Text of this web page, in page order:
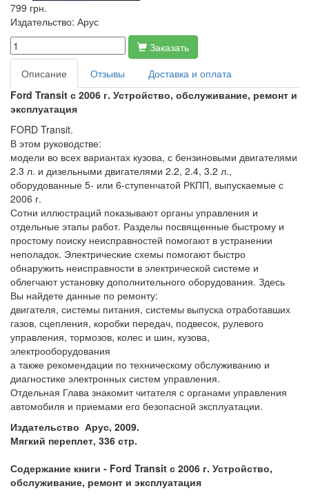
799 грн.
Издательство: Арус
Заказать
Описание
Отзывы
Доставка и оплата
Ford Transit с 2006 г. Устройство, обслуживание, ремонт и
эксплуатация
FORD Transit.
В этом руководстве:
модели во всех вариантах кузова, с бензиновыми двигателями
2.3 л. и дизельными двигателями 2.2, 2.4, 3.2 л.,
оборудованные 5- или 6-ступенчатой РКПП, выпускаемые с
2006 г.
Сотни иллюстраций показывают органы управления и
отдельные этапы работ. Разделы посвященные быстрому и
простому поиску неисправностей помогают в устранении
неполадок. Электрические схемы помогают быстро
обнаружить неисправности в электрической системе и
облегчают установку дополнительного оборудования. Здесь
Вы найдете данные по ремонту:
двигателя, системы питания, системы выпуска отработавших
газов, сцепления, коробки передач, подвесок, рулевого
управления, тормозов, колес и шин, кузова,
электрооборудования
а также рекомендации по техническому обслуживанию и
диагностике электронных систем управления.
Отдельная Глава знакомит читателя с органами управления
автомобиля и приемами его безопасной эксплуатации.
Издательство Арус, 2009.
Мягкий переплет, 336 стр.
Содержание книги - Ford Transit с 2006 г. Устройство,
обслуживание, ремонт и эксплуатация